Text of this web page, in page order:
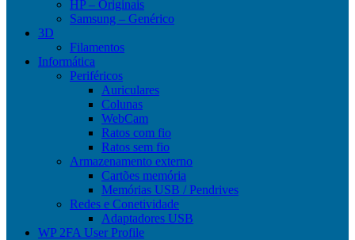
HP – Originais
Samsung – Genérico
3D
Filamentos
Informática
Periféricos
Auriculares
Colunas
WebCam
Ratos com fio
Ratos sem fio
Armazenamento externo
Cartões memória
Memórias USB / Pendrives
Redes e Conetividade
Adaptadores USB
WP 2FA User Profile